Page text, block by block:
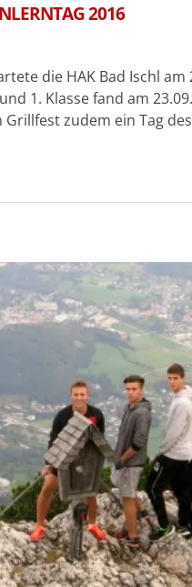
2016
die HAK Bad Ischl
1. Klasse fand am
zudem ein Tag